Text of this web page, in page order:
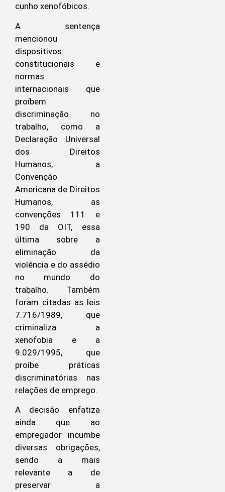
cunho xenofóbicos.
A sentença
mencionou
dispositivos
constitucionais e
normas
internacionais que
proíbem
discriminação no
trabalho, como a
Declaração Universal
dos Direitos
Humanos, a
Convenção
Americana de Direitos
Humanos, as
convenções 111 e
190 da OIT, essa
última sobre a
eliminação da
violência e do assédio
no mundo do
trabalho. Também
foram citadas as leis
7.716/1989, que
criminaliza a
xenofobia e a
9.029/1995, que
proíbe práticas
discriminatórias nas
relações de emprego.
A decisão enfatiza
ainda que ao
empregador incumbe
diversas obrigações,
sendo a mais
relevante a de
preservar a